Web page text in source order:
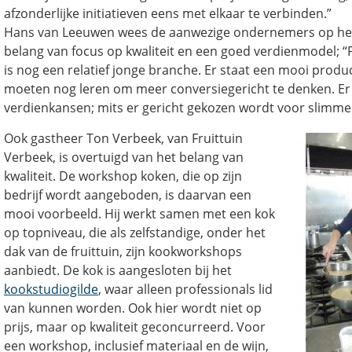
afzonderlijke initiatieven eens met elkaar te verbinden.”
Hans van Leeuwen wees de aanwezige ondernemers op
belang van focus op kwaliteit en een goed verdienmodel;
is nog een relatief jonge branche. Er staat een mooi
moeten nog leren om meer conversiegericht te denken.
verdienkansen; mits er gericht gekozen wordt voor
Ook gastheer Ton Verbeek, van Fruittuin
Verbeek, is overtuigd van het belang van
kwaliteit. De workshop koken, die op zijn
bedrijf wordt aangeboden, is daarvan een
mooi voorbeeld. Hij werkt samen met een kok
op topniveau, die als zelfstandige, onder het
dak van de fruittuin, zijn kookworkshops
aanbiedt. De kok is aangesloten bij het
kookstudiogilde, waar alleen professionals lid
van kunnen worden. Ook hier wordt niet op
prijs, maar op kwaliteit geconcurreerd. Voor
een workshop, inclusief materiaal en de wijn,